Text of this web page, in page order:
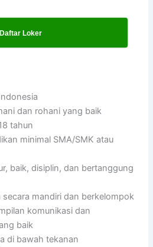
Daftar Loker
dan rohani yang baik
tahun
minimal SMA/SMK atau
baik, disiplin, dan bertanggung
secara mandiri dan berkelompok
komunikasi dan
baik
di bawah tekanan